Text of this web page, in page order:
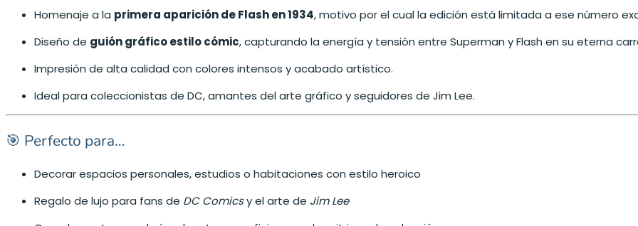
Homenaje a la primera aparición de Flash en 1934, motivo por el cual la edición está limitada a ese número
Diseño de guión gráfico estilo cómic, capturando la energía y tensión entre Superman y Flash en su eterna
Impresión de alta calidad con colores intensos y acabado artístico.
Ideal para coleccionistas de DC, amantes del arte gráfico y seguidores de Jim Lee.
🎯 Perfecto para…
Decorar espacios personales, estudios o habitaciones con estilo heroico
Regalo de lujo para fans de DC Comicsy el arte de Jim Lee